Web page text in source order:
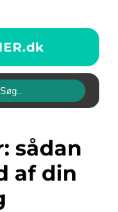
dk
af din